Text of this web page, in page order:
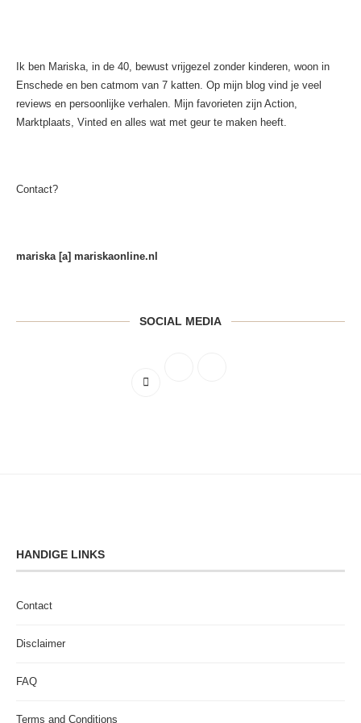
Ik ben Mariska, in de 40, bewust vrijgezel zonder kinderen, woon in
Enschede en ben catmom van 7 katten. Op mijn blog vind je veel
reviews en persoonlijke verhalen. Mijn favorieten zijn Action,
Marktplaats, Vinted en alles wat met geur te maken heeft.
Contact?
mariska [a] mariskaonline.nl
SOCIAL MEDIA
HANDIGE LINKS
Contact
Disclaimer
FAQ
Terms and Conditions